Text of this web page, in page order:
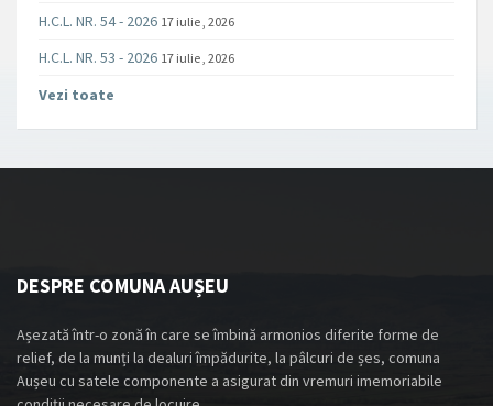
H.C.L. NR. 54 - 2026 17 iulie , 2026
H.C.L. NR. 53 - 2026 17 iulie , 2026
Vezi toate
DESPRE COMUNA AUȘEU
Așezată într-o zonă în care se îmbină armonios diferite forme de
relief, de la munți la dealuri împădurite, la pâlcuri de șes, comuna
Aușeu cu satele componente a asigurat din vremuri imemoriabile